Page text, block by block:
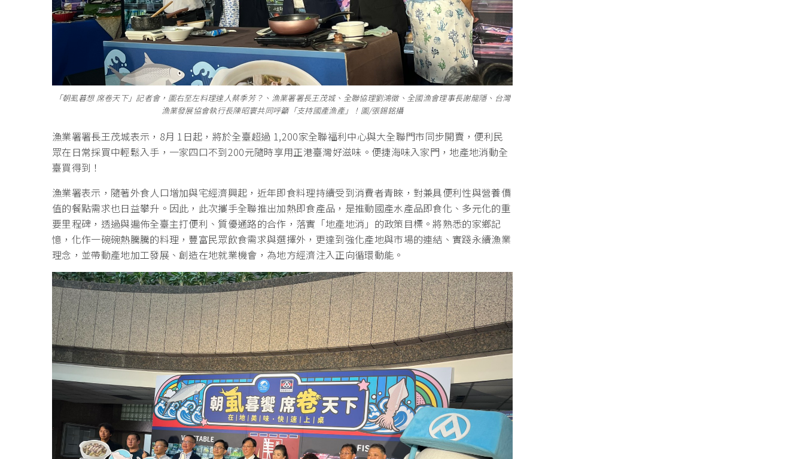
「朝虱暮想 席卷天下」記者會，圖右至左料理達人蔡季芳？、漁業署署長王茂城、全聯協理劉鴻徵、全國漁會理事長謝龍隱、台灣
漁業發展協會執行長陳昭寰共同呼籲「支持國產漁產」！圖/張錫銘攝
漁業署署長王茂城表示，8月 1日起，將於全臺超過 1,200家全聯福利中心與大全聯門市同步開賣，便利民
眾在日常採買中輕鬆入手，一家四口不到200元隨時享用正港臺灣好滋味。便捷海味入家門，地產地消動全
臺買得到！
漁業署表示，隨著外食人口增加與宅經濟興起，近年即食料理持續受到消費者青睞，對兼具便利性與營養價
值的餐點需求也日益攀升。因此，此次攜手全聯推出加熱即食產品，是推動國產水產品即食化、多元化的重
要里程碑，透過與遍佈全臺主打便利、質優通路的合作，落實「地產地消」的政策目標。將熟悉的家鄉記
憶，化作一碗碗熱騰騰的料理，豐富民眾飲食需求與選擇外，更達到強化產地與市場的連結、實踐永續漁業
理念，並帶動產地加工發展、創造在地就業機會，為地方經濟注入正向循環動能。